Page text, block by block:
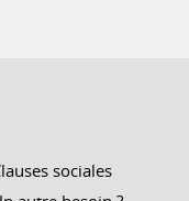
sociales